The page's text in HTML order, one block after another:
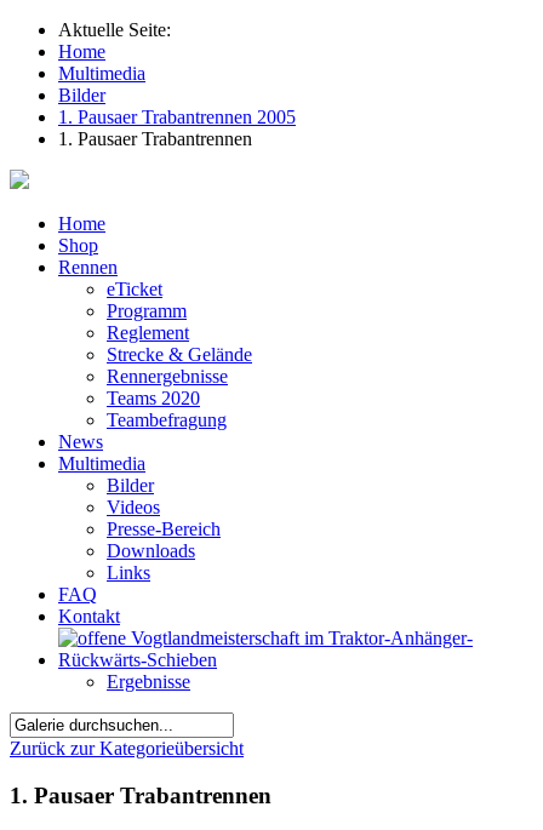
Aktuelle Seite:
Home
Multimedia
Bilder
1. Pausaer Trabantrennen 2005
1. Pausaer Trabantrennen
Home
Shop
Rennen
eTicket
Programm
Reglement
Strecke & Gelände
Rennergebnisse
Teams 2020
Teambefragung
News
Multimedia
Bilder
Videos
Presse-Bereich
Downloads
Links
FAQ
Kontakt
Ergebnisse
Zurück zur Kategorieübersicht
1. Pausaer Trabantrennen